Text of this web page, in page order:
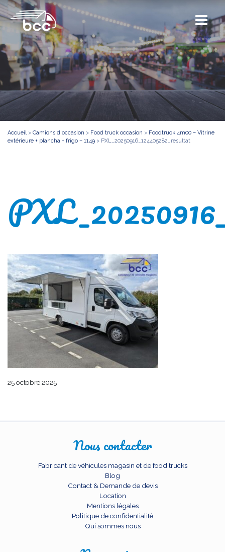
Accueil> Camions d'occasion > Food truck occasion > Foodtruck 4m00 – Vitrine
extérieure + plancha + frigo – 1149 > PXL_20250916_124405282_resultat
25 octobre 2025
Nous contacter
Fabricant de véhicules magasin et de food trucks
Blog
Contact & Demande de devis
Location
Mentions légales
Politique de confidentialité
Qui sommes nous